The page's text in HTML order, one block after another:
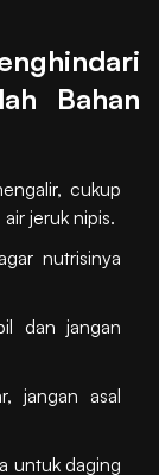
Bahan
cukup
jeruk nipis.
nutrisinya
dan jangan
jangan asal
untuk daging